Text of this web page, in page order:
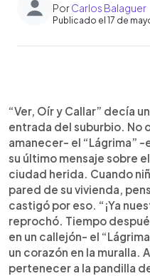
PorCarlos Balaguer
Publicado el 17 de
► Escuchar artículo
“Ver, Oír y Callar” decía
entrada del suburbio. No
amanecer- el “Lágrima”
su último mensaje sobre
ciudad herida. Cuando
pared de su vivienda,
castigó por eso. “¡Ya
reprochó. Tiempo
en un callejón- el
un corazón en la
pertenecer a la pandilla